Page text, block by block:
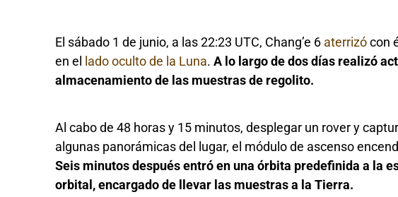
El sábado 1 de junio, a las 22:23 UTC, Chang’e 6 aterrizócon
en el
lado oculto de la Luna.A lo largo de dos días realizó
almacenamiento de las muestras de regolito.
Al cabo de 48 horas y 15 minutos, desplegar un rover y
algunas panorámicas del lugar, el módulo de ascenso
Seis minutos después entró en una órbita predefinida a la
orbital, encargado de llevar las muestras a la Tierra.